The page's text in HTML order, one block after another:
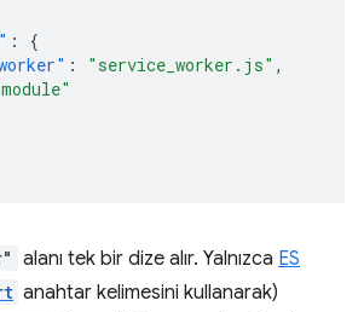
:
{
: "service_worker.js" ,
alanı tek bir dize alır. Yalnızca ES
anahtar kelimesini kullanarak)